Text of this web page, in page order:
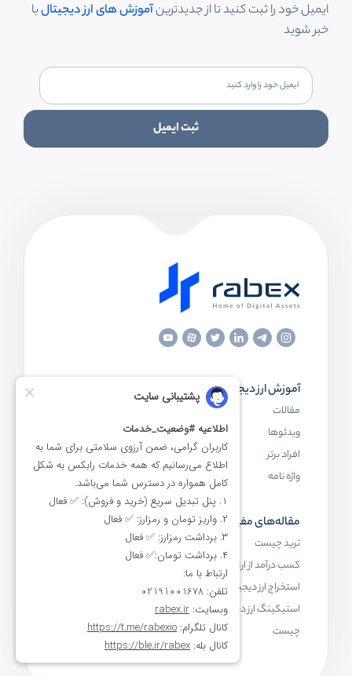
ایمیل خود را ثبت کنید تا از جدیدترینآموزش های ارز دیجیتالبا
خبر شوید
ثبت ایمیل
آموزش ارز دیجیتال
مقالات
ویدئوها
افراد برتر
واژه نامه
مقاله‌های مفید
بلاک چین چیست
کیف پول ارز دیجیتال چیست
NFT چیست
مقاله‌های مفید
ترید چیست
کسب درآمد از ارز دیجیتال
استخراج ارز دیجیتال چیست
استیکینگ ارز دیجیتال
چیست
رابکس
آموزش ارز دیجیتال
خرید ارز دیجیتال
اخبار ارز دیجیتال
درباره رابکس